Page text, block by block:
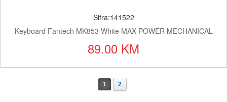
Šifra:141522
Keyboard Fantech MK853 White MAX POWER MECHANICAL
89.00 KM
1 2